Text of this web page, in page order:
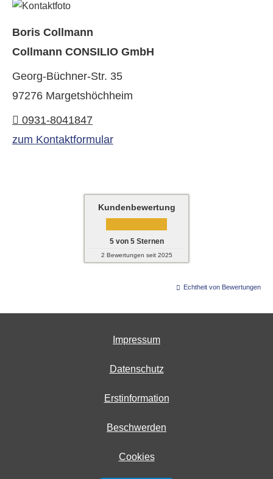
Boris Collmann
Collmann CONSILIO GmbH
Georg-Büchner-Str. 35
97276 Margetshöchheim
0931-8041847
zum Kontaktformular
Kundenbewertung
5von 5Sternen
2 Bewertungen seit 2025
Echtheit von Bewertungen
Impressum
Datenschutz
Erstinformation
Beschwerden
Cookies